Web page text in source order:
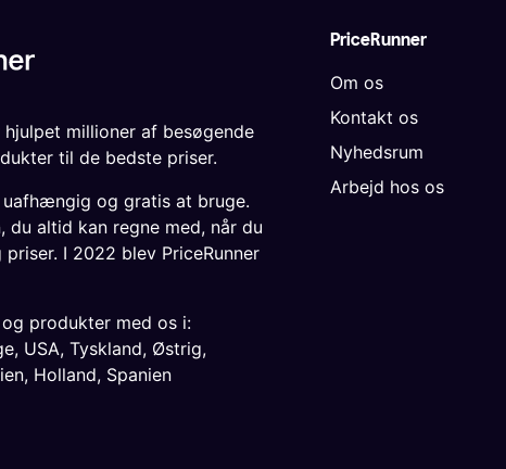
PriceRunner
Om os
Kontakt os
Nyhedsrum
Arbejd hos os
hjulpet millioner af besøgende
til de bedste priser.
og gratis at bruge.
altid kan regne med, når du
I 2022 blev PriceRunner
produkter med os i:
, USA, Tyskland, Østrig,
, Holland, Spanien